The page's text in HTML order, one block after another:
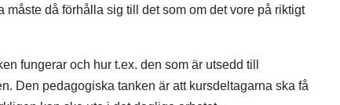
då förhålla sig till det som om det vore på riktigt
fungerar och hur t.ex. den som är utsedd till
Den pedagogiska tanken är att kursdeltagarna ska få